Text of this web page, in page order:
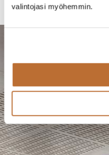
valintojasi myöhemmin.